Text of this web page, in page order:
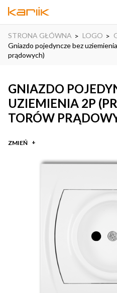
STRONA GŁÓWNA LOGO
Gniazdo pojedyncze bez
prądowych)
GNIAZDO
UZIEMIENIA 2P
TORÓW
ZMIEŃ